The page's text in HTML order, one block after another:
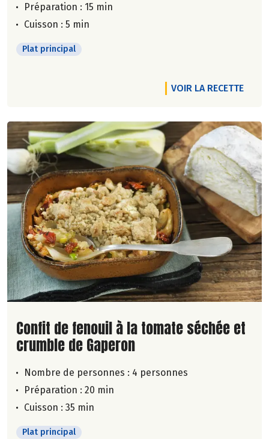
Préparation : 15 min
Cuisson : 5 min
Plat principal
VOIR LA RECETTE
Lire la suite de la recette
Confit de fenouil à la tomate séchée et
crumble de Gaperon
Nombre de personnes : 4 personnes
Préparation : 20 min
Cuisson : 35 min
Plat principal